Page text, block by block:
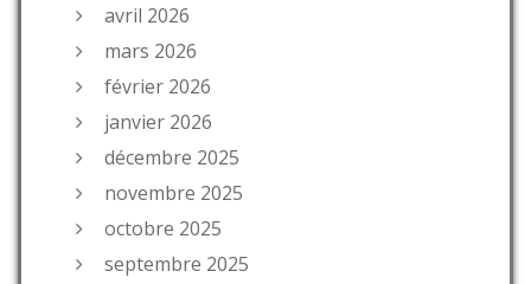
avril 2026
mars 2026
février 2026
janvier 2026
décembre 2025
novembre 2025
octobre 2025
septembre 2025